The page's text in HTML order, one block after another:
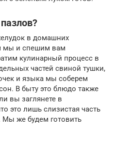
в домашних
мы и спешим вам
кулинарный процесс в
частей свиной тушки,
и языка мы соберем
В быту это блюдо также
вы заглянете в
это лишь слизистая часть
Мы же будем готовить